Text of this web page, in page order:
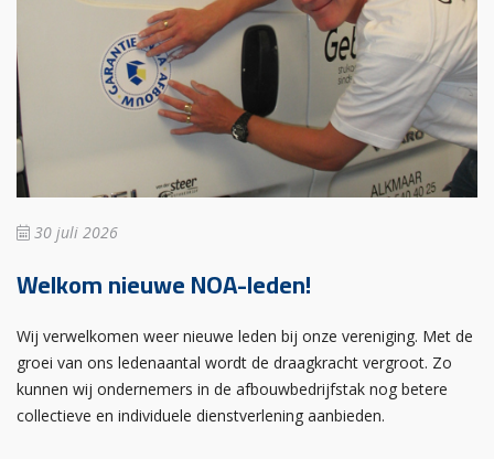
30 juli 2026
Welkom nieuwe NOA-leden!
Wij verwelkomen weer nieuwe leden bij onze vereniging. Met de
groei van ons ledenaantal wordt de draagkracht vergroot. Zo
kunnen wij ondernemers in de afbouwbedrijfstak nog betere
collectieve en individuele dienstverlening aanbieden.